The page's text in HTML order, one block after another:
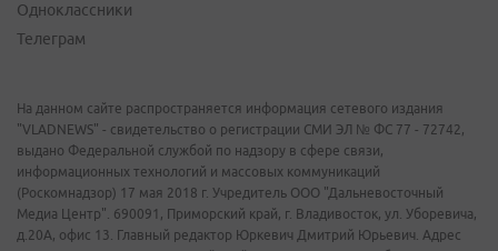
Одноклассники
Телеграм
На данном сайте распространяется информация сетевого издания
"VLADNEWS" - свидетельство о регистрации СМИ ЭЛ № ФС 77 - 72742,
выдано Федеральной службой по надзору в сфере связи,
информационных технологий и массовых коммуникаций
(Роскомнадзор) 17 мая 2018 г. Учредитель ООО "Дальневосточный
Медиа Центр". 690091, Приморский край, г. Владивосток, ул. Уборевича,
д.20А, офис 13. Главный редактор Юркевич Дмитрий Юрьевич. Адрес